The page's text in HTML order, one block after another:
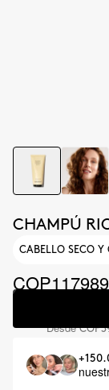
CHAMPÚ
CABELLO SECO Y
COP117989
Desde